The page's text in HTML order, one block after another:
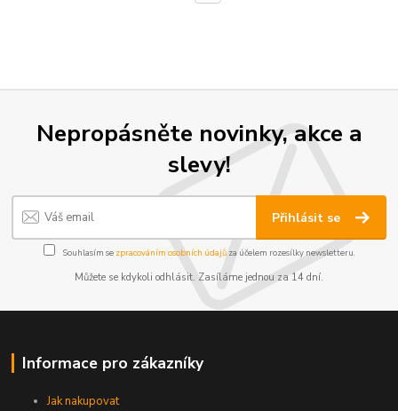
Nepropásněte novinky, akce a
slevy!
Přihlásit se
Souhlasím se zpracováním osobních údajůza účelem rozesílky newsletteru.
Můžete se kdykoli odhlásit. Zasíláme jednou za 14 dní.
Informace pro zákazníky
Jak nakupovat